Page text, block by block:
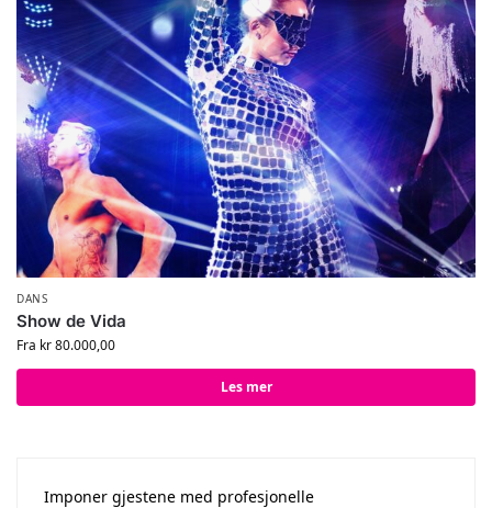
DANS
Show de Vida
Fra kr80.000,00
Les mer
Imponer gjestene med profesjonelle